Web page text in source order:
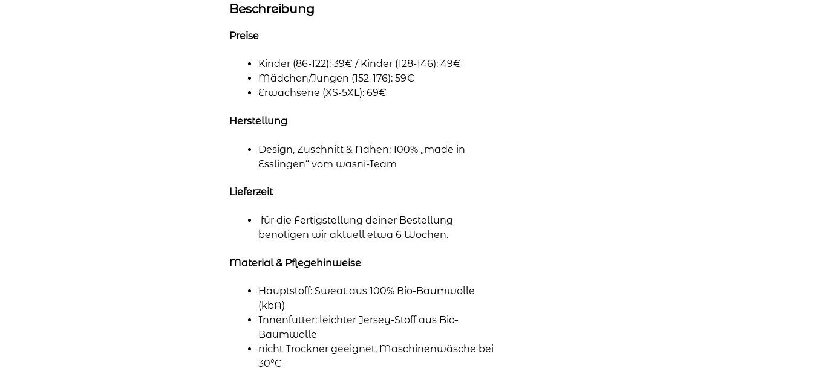
Beschreibung
Preise
Kinder (86-122): 39€ / Kinder (128-146): 49€
Mädchen/Jungen (152-176): 59€
Erwachsene (XS-5XL): 69€
Herstellung
Design, Zuschnitt & Nähen: 100% „made in
Esslingen“ vom wasni-Team
Lieferzeit
für die Fertigstellung deiner Bestellung
benötigen wir aktuell etwa 6 Wochen.
Material & Pflegehinweise
Hauptstoff: Sweat aus 100% Bio-Baumwolle
(kbA)
Innenfutter: leichter Jersey-Stoff aus Bio-
Baumwolle
nicht Trockner geeignet, Maschinenwäsche bei
30°C